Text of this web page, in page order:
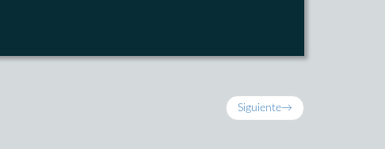
Siguiente→